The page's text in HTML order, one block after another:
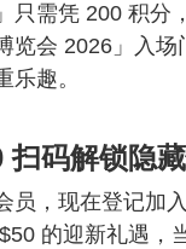
只需凭 200 积分
览会 2026」入
乐趣。
扫码解锁隐
员，现在登记加
的迎新礼遇，